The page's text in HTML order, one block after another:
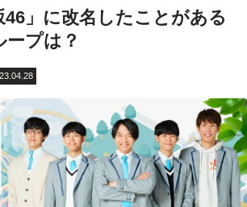
46」に改名したことがある
プは？